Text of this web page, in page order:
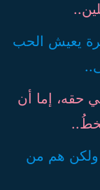
يعيش الحب
حقه، إما أن
ولكن هم من